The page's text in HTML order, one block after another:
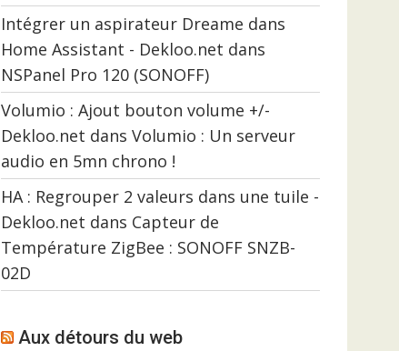
Intégrer un aspirateur Dreame dans
Home Assistant - Dekloo.net dans
NSPanel Pro 120 (SONOFF)
Volumio : Ajout bouton volume +/-
Dekloo.net dans Volumio : Un serveur
audio en 5mn chrono !
HA : Regrouper 2 valeurs dans une tuile -
Dekloo.net dans Capteur de
Température ZigBee : SONOFF SNZB-
02D
Aux détours du web